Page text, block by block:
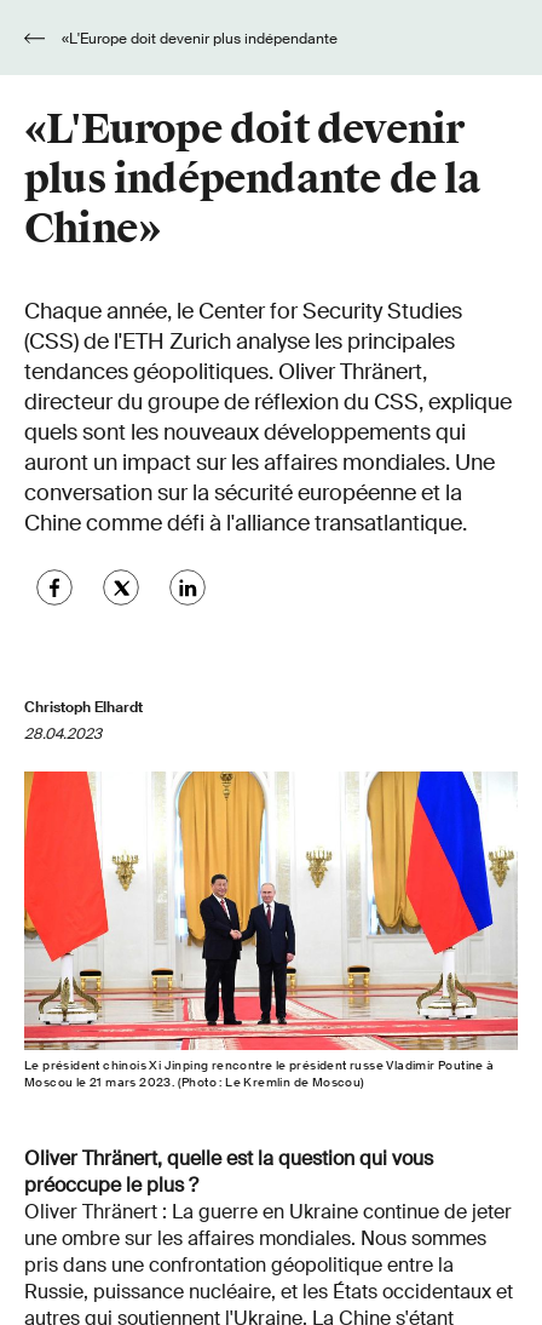
«L'Europe doit devenir
plus indépendante de la
Chine»
Chaque année, le Center for Security Studies
(CSS) de l'ETH Zurich analyse les principales
tendances géopolitiques. Oliver Thränert,
directeur du groupe de réflexion du CSS, explique
quels sont les nouveaux développements qui
auront un impact sur les affaires mondiales. Une
conversation sur la sécurité européenne et la
Chine comme défi à l'alliance transatlantique.
Christoph Elhardt
28.04.2023
Le président chinois Xi Jinping rencontre le président russe Vladimir Poutine à
Moscou le 21 mars 2023. (Photo : Le Kremlin de Moscou)
Oliver Thränert, quelle est la question qui vous
préoccupe le plus ?
Oliver Thränert : La guerre en Ukraine continue de jeter
une ombre sur les affaires mondiales. Nous sommes
pris dans une confrontation géopolitique entre la
Russie, puissance nucléaire, et les États occidentaux et
autres qui soutiennent l'Ukraine. La Chine s'étant